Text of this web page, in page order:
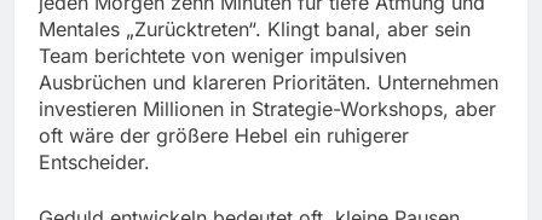
Mentales „Zurücktreten“. Klingt banal, aber sein
Team berichtete von weniger impulsiven
Ausbrüchen und klareren Prioritäten. Unternehmen
investieren Millionen in Strategie-Workshops, aber
oft wäre der größere Hebel ein ruhigerer
Entscheider.